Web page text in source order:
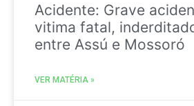
Acidente: Grave
vitima fatal,
entre Assú e Mossoró
VER MATÉRIA »